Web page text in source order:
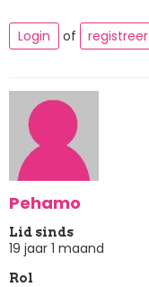
Login of registreer
Pehamo
Lid sinds
19 jaar 1 maand
Rol